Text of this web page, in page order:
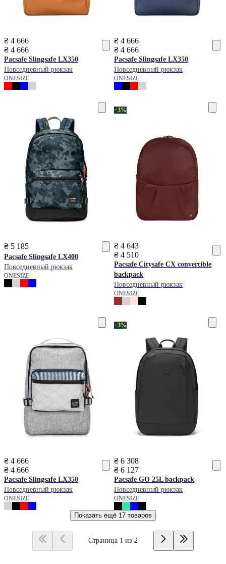
₴ 4 666
₴ 4 666
Pacsafe Slingsafe LX350
Повседневный рюкзак
ONESIZE
₴ 4 666
₴ 4 666
Pacsafe Slingsafe LX350
Повседневный рюкзак
ONESIZE
₴ 5 185
Pacsafe Slingsafe LX400
Повседневный рюкзак
ONESIZE
−3%
₴ 4 643
₴ 4 510
Pacsafe Citysafe CX convertible
backpack
Повседневный рюкзак
ONESIZE
₴ 4 666
₴ 4 666
Pacsafe Slingsafe LX350
Повседневный рюкзак
ONESIZE
−3%
₴ 6 308
₴ 6 127
Pacsafe GO 25L backpack
Повседневный рюкзак
ONESIZE
Показать ещё 17 товаров
Страница 1 из 2